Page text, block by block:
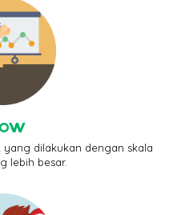
dilakukan dengan skala
lebih besar.